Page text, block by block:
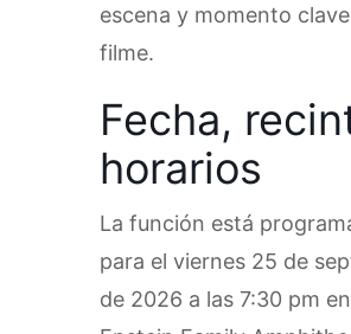
escena y momento
filme.
Fecha,
horarios
La función está
para el viernes 25 de
de 2026 a las 7:30 pm